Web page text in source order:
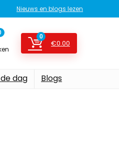
Nieuws en blogs lezen
0
€0.00
dag Blogs